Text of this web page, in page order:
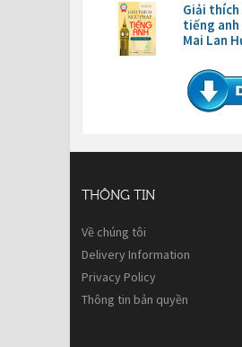
Giải thích
tiếng
Mai Lan
THÔNG TIN
Về chúng tôi
Delivery Information
Privacy Policy
Thông tin bản quyền